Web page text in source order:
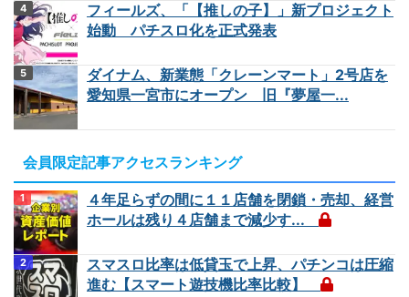
フィールズ、「【推しの子】」新プロジェクト
始動 パチスロ化を正式発表
ダイナム、新業態「クレーンマート」2号店を
愛知県一宮市にオープン 旧『夢屋一...
会員限定記事アクセスランキング
４年足らずの間に１１店舗を閉鎖・売却、経営
ホールは残り４店舗まで減少す...
スマスロ比率は低貸玉で上昇、パチンコは圧縮
進む【スマート遊技機比率比較】